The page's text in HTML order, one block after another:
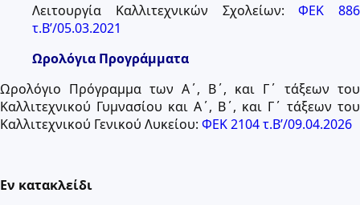
Λειτουργία Καλλιτεχνικών Σχολείων:ΦΕΚ 886
τ.Β’/05.03.2021
Ωρολόγια Προγράμματα
Ωρολόγιο Πρόγραμμα των Α΄, Β΄, και Γ΄ τάξεων του
Καλλιτεχνικού Γυμνασίου και Α΄, Β΄, και Γ΄ τάξεων του
Καλλιτεχνικού Γενικού Λυκείου: ΦΕΚ 2104 τ.Β’/09.04.2026
Εν κατακλείδι